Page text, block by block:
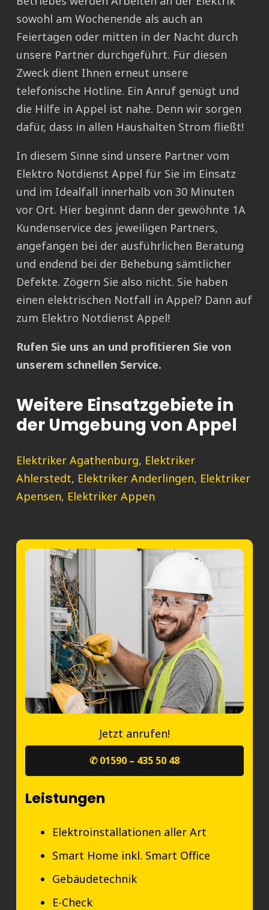
sowohl am Wochenende als auch an
Feiertagen oder mitten in der Nacht durch
unsere Partner durchgeführt. Für diesen
Zweck dient Ihnen erneut unsere
telefonische Hotline. Ein Anruf genügt und
die Hilfe in Appel ist nahe. Denn wir sorgen
dafür, dass in allen Haushalten Strom fließt!
In diesem Sinne sind unsere Partner vom
Elektro Notdienst Appel für Sie im Einsatz
und im Idealfall innerhalb von 30 Minuten
vor Ort. Hier beginnt dann der gewöhnte 1A
Kundenservice des jeweiligen Partners,
angefangen bei der ausführlichen Beratung
und endend bei der Behebung sämtlicher
Defekte. Zögern Sie also nicht. Sie haben
einen elektrischen Notfall in Appel? Dann auf
zum Elektro Notdienst Appel!
Rufen Sie uns an und profitieren Sie von
unserem schnellen Service.
Weitere Einsatzgebiete in
der Umgebung von Appel
Elektriker Agathenburg, Elektriker
Ahlerstedt, Elektriker Anderlingen, Elektriker
Apensen, Elektriker Appen
Jetzt anrufen!
✆ 01590 – 435 50 48
Leistungen
Elektroinstallationen aller Art
Smart Home inkl. Smart Office
Gebäudetechnik
E-Check